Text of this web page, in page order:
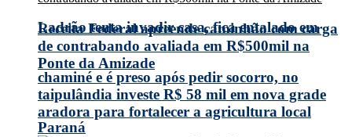
Ladrão tenta invadir casa, fica entalado em
chaminé e é preso após pedir socorro, no
Paraná
Receita Federal apreende caminhão com carga
de contrabando avaliada em R$500mil na
Ponte da Amizade
taipulândia investe R$ 58 mil em nova grade
aradora para fortalecer a agricultura local